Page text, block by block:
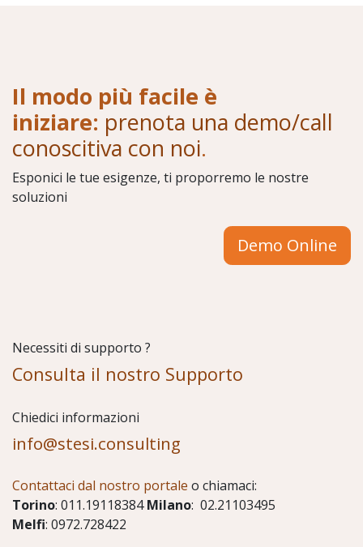
Il modo più facile è
iniziare: prenota una demo/call
conoscitiva con noi.
Esponici le tue esigenze, ti proporremo le nostre
soluzioni
Demo Online
Necessiti di supporto ?
Consulta il nostro Supporto
Chiedici informazioni
info@stesi.consulting
Contattaci dal nostro portale o chiamaci:
Torino: 011.19118384Milano: 02.21103495
Melfi: 0972.728422